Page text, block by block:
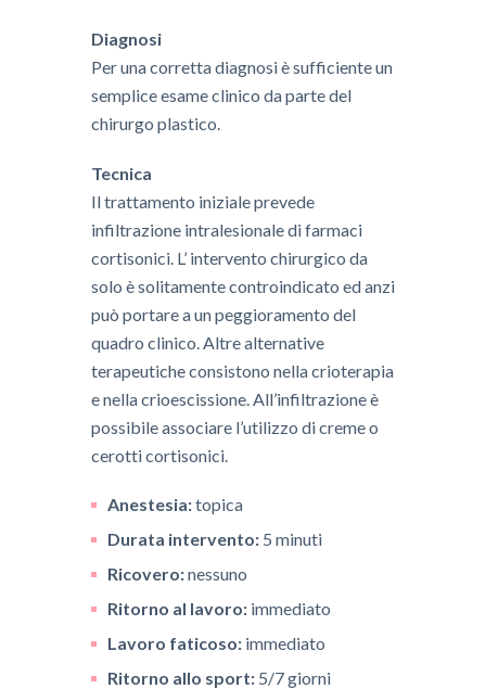
Diagnosi
​Per una corretta diagnosi è sufficiente un
semplice esame clinico da parte del
chirurgo plastico.
Tecnica
​Il trattamento iniziale prevede
infiltrazione intralesionale di farmaci
cortisonici. L’ intervento chirurgico da
solo è solitamente controindicato ed anzi
può portare a un peggioramento del
quadro clinico. Altre alternative
terapeutiche consistono nella crioterapia
e nella crioescissione. All’infiltrazione è
possibile associare l’utilizzo di creme o
cerotti cortisonici.
Anestesia:topica
Durata intervento: 5 minuti
Ricovero:nessuno
Ritorno al lavoro: immediato
Lavoro faticoso: immediato
Ritorno allo sport: 5/7 giorni